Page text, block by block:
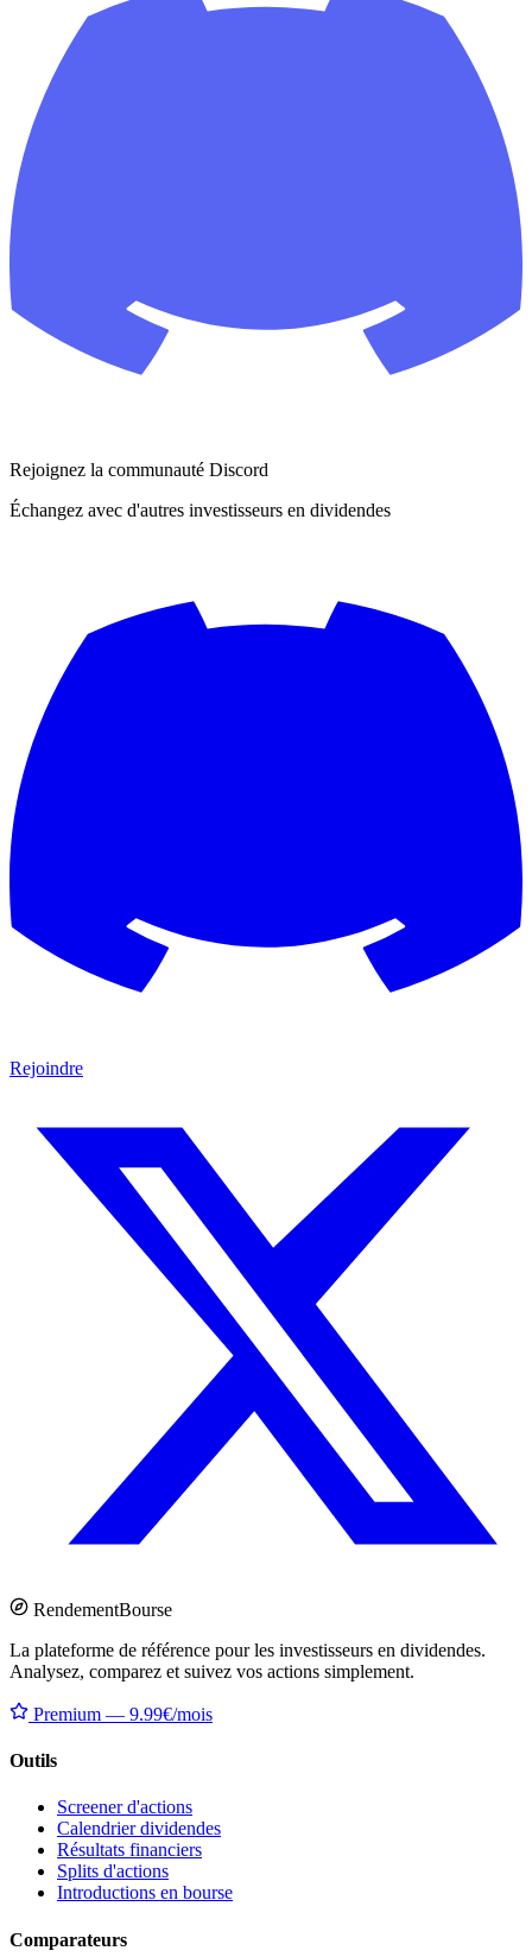
Rejoignez la communauté Discord
Échangez avec d'autres investisseurs en dividendes
Rejoindre
RendementBourse
La plateforme de référence pour les investisseurs en dividendes.
Analysez, comparez et suivez vos actions simplement.
Premium — 9.99€/mois
Outils
Screener d'actions
Calendrier dividendes
Résultats financiers
Splits d'actions
Introductions en bourse
Comparateurs